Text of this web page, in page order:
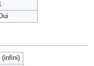
(infini)